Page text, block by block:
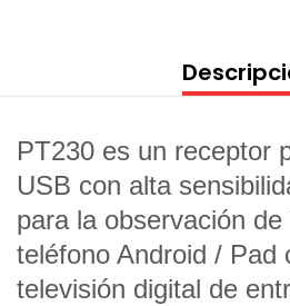
PT230 es un receptor
USB con alta
para la observación
teléfono Android / Pad
televisión digital de